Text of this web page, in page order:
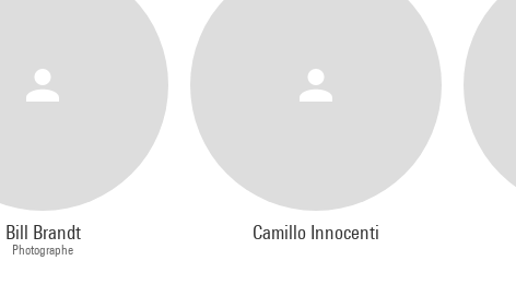
Bill Brandt
Photographe
Camillo Innocenti